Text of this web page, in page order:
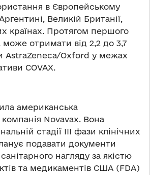
в Європейському
Великій Британії,
країнах. Протягом першого
може отримати від 2,2 до 3,7
AstraZeneca/Oxford у межах
COVAX.
американська
Novavax. Вона
стадії III фази клінічних
подавати документи
нагляду за якістю
та медикаментів США (FDA)